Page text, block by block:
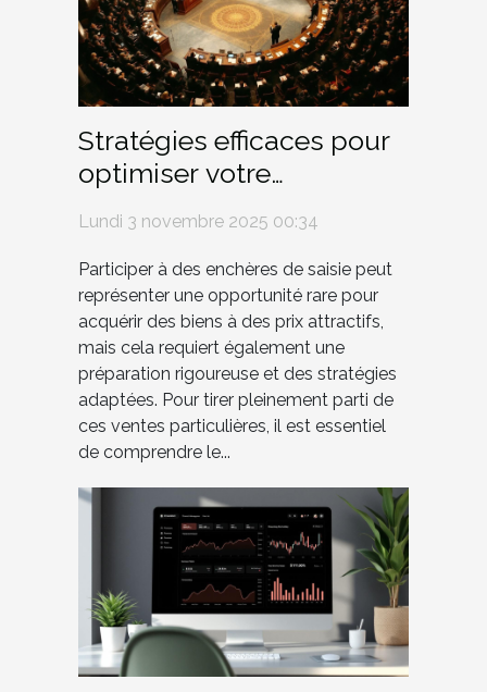
Stratégies efficaces pour
optimiser votre
participation aux
enchères de saisie
Lundi 3 novembre 2025 00:34
Participer à des enchères de saisie peut
représenter une opportunité rare pour
acquérir des biens à des prix attractifs,
mais cela requiert également une
préparation rigoureuse et des stratégies
adaptées. Pour tirer pleinement parti de
ces ventes particulières, il est essentiel
de comprendre le...